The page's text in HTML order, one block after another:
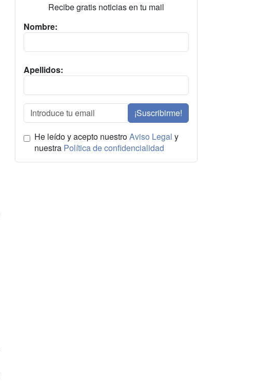
Recibe gratis noticias en tu mail
Nombre:
Apellidos:
¡Suscribirme!
He leído y acepto nuestroAviso Legal y
nuestra Política de confidencialidad